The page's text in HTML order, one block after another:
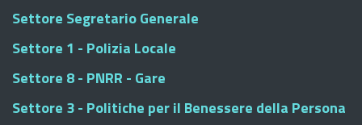
Settore Segretario Generale
Settore 1 - Polizia Locale
Settore 8 - PNRR - Gare
Settore 3 - Politiche per il Benessere della Persona